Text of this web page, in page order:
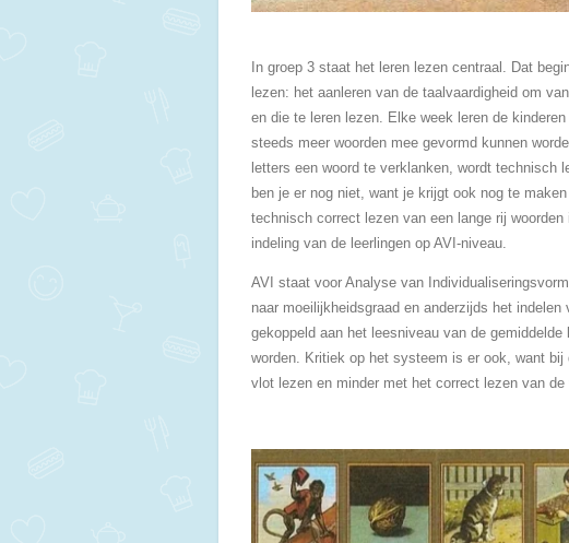
In groep 3 staat het leren lezen centraal. Dat
lezen: het aanleren van de taalvaardigheid om
en die te leren lezen. Elke week leren de
steeds meer woorden mee gevormd kunnen
letters een woord te verklanken, wordt technisch
ben je er nog niet, want je krijgt ook nog te
technisch correct lezen van een lange rij
indeling van de leerlingen op AVI-niveau.
AVI staat voor Analyse van
naar moeilijkheidsgraad en anderzijds het
gekoppeld aan het leesniveau van de
worden. Kritiek op het systeem is er ook, want
vlot lezen en minder met het correct lezen van de